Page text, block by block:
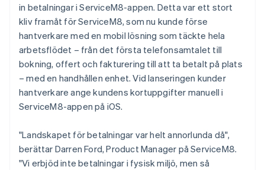
in betalningar i ServiceM8-appen. Detta var ett stort
kliv framåt för ServiceM8, som nu kunde förse
hantverkare med en mobil lösning som täckte hela
arbetsflödet – från det första telefonsamtalet till
bokning, offert och fakturering till att ta betalt på plats
– med en handhållen enhet. Vid lanseringen kunder
hantverkare ange kundens kortuppgifter manuell i
ServiceM8-appen på iOS.
"Landskapet för betalningar var helt annorlunda då",
berättar Darren Ford, Product Manager på ServiceM8.
"Vi erbjöd inte betalningar i fysisk miljö, men så